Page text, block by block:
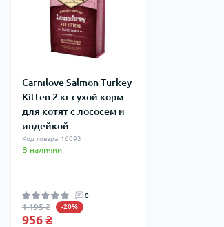
Carnilove Salmon Turkey
Kitten 2 кг сухой корм
для котят c лососем и
индейкой
Код товара: 16093
В наличии
0
1 195 ₴ -20%
956 ₴